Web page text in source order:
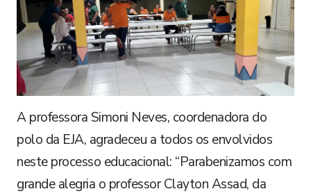
A professora Simoni Neves, coordenadora do
polo da EJA, agradeceu a todos os envolvidos
neste processo educacional: “Parabenizamos com
grande alegria o professor Clayton Assad, da